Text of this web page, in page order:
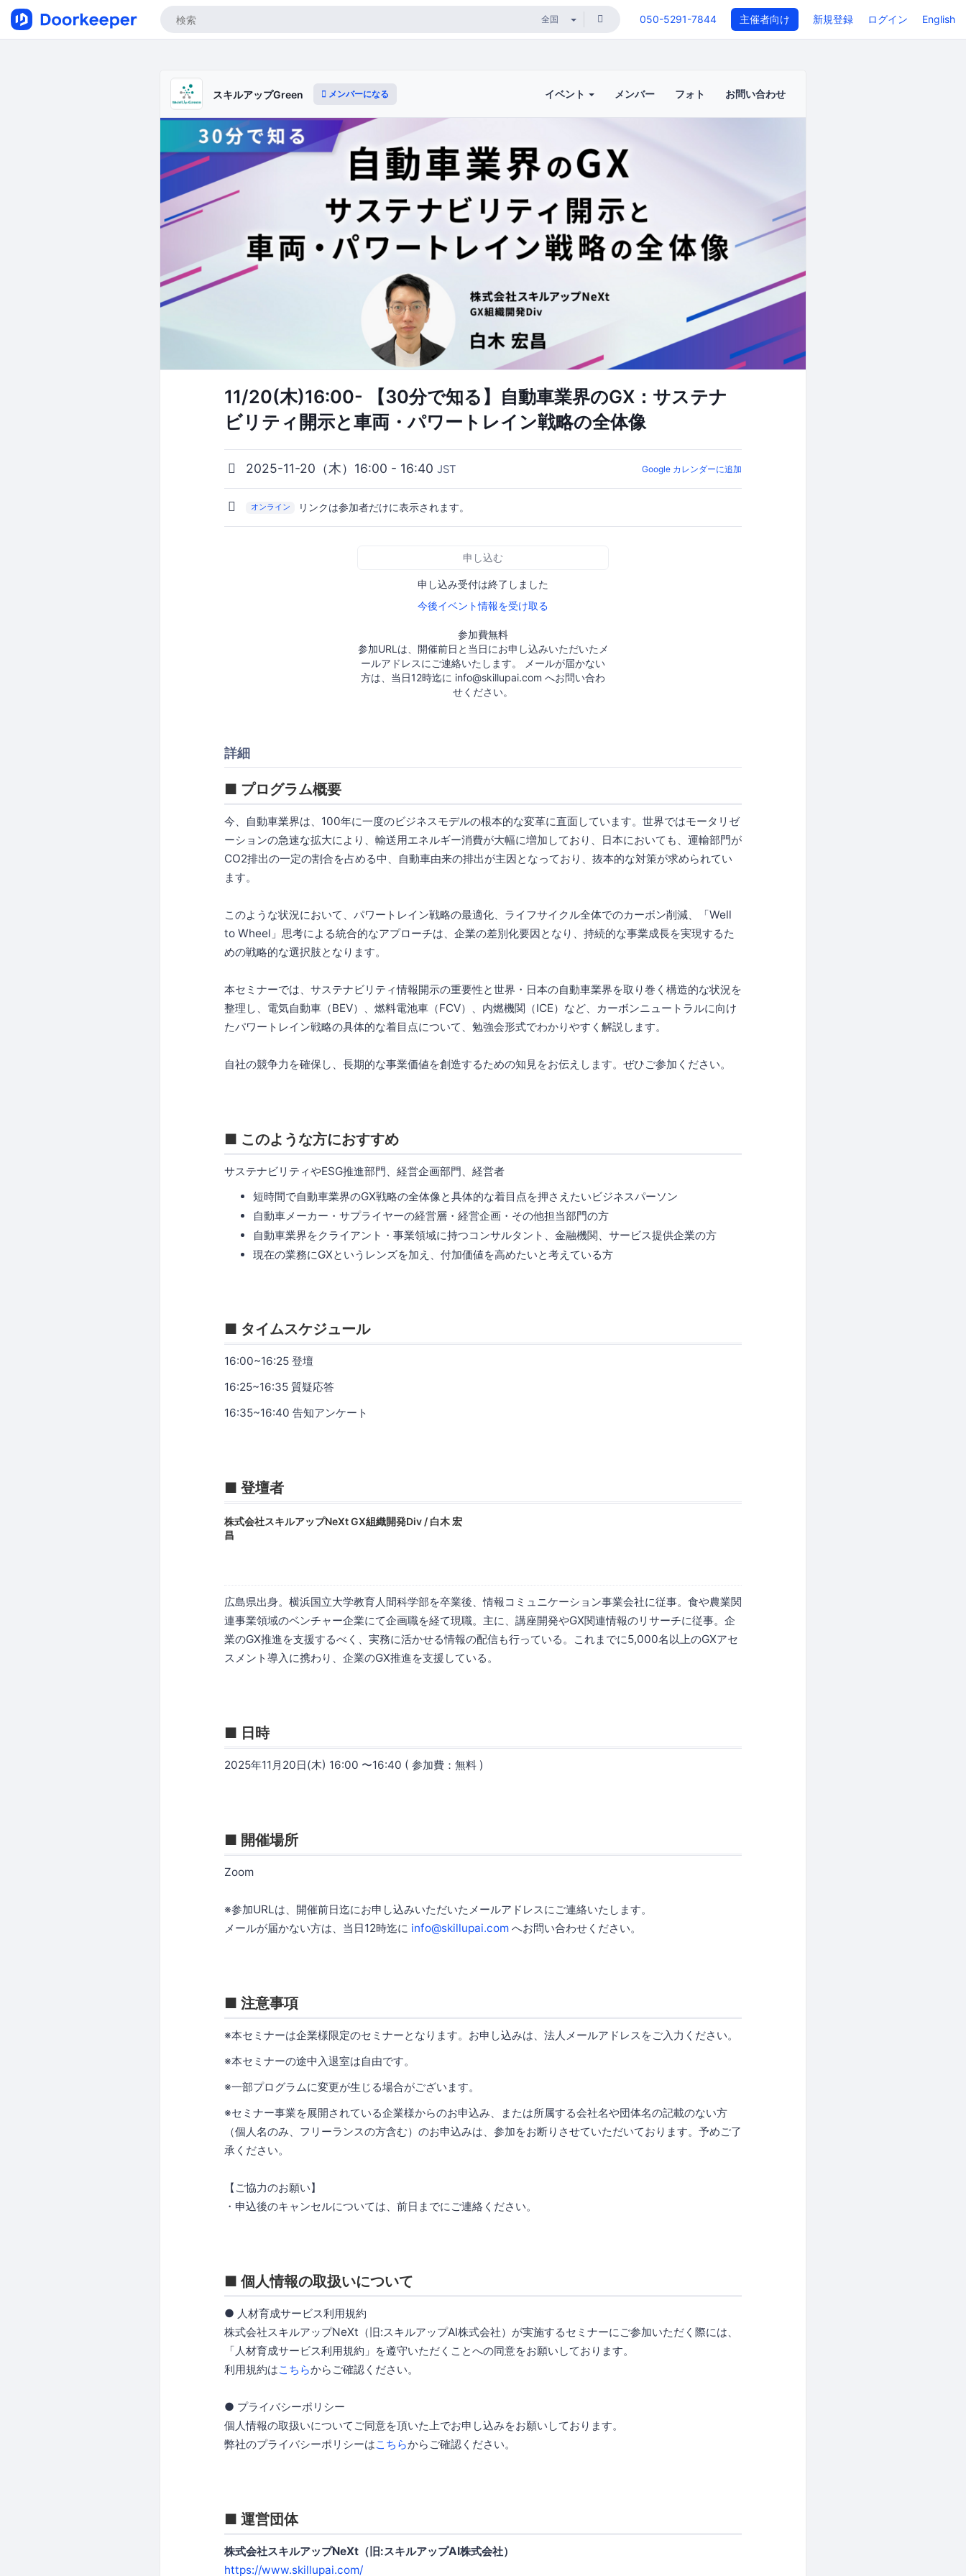
050-5291-7844 主催者向け 新規登録 ログイン English
スキルアップGreen メンバーになる イベント メンバー フォト お問い合わせ
11/20(木)16:00- 【30分で知る】自動車業界のGX：サステナ
ビリティ開示と車両・パワートレイン戦略の全体像
2025-11-20（木）16:00 - 16:40 JST Google カレンダーに追加
オンライン リンクは参加者だけに表示されます。
申し込む
申し込み受付は終了しました
今後イベント情報を受け取る
参加費無料
参加URLは、開催前日と当日にお申し込みいただいたメ
ールアドレスにご連絡いたします。 メールが届かない
方は、当日12時迄に info@skillupai.com へお問い合わ
せください。
詳細
■ プログラム概要
今、自動車業界は、100年に一度のビジネスモデルの根本的な変革に直面しています。世界ではモータリゼ
ーションの急速な拡大により、輸送用エネルギー消費が大幅に増加しており、日本においても、運輸部門が
CO2排出の一定の割合を占める中、自動車由来の排出が主因となっており、抜本的な対策が求められてい
ます。
このような状況において、パワートレイン戦略の最適化、ライフサイクル全体でのカーボン削減、「Well
to Wheel」思考による統合的なアプローチは、企業の差別化要因となり、持続的な事業成長を実現するた
めの戦略的な選択肢となります。
本セミナーでは、サステナビリティ情報開示の重要性と世界・日本の自動車業界を取り巻く構造的な状況を
整理し、電気自動車（BEV）、燃料電池車（FCV）、内燃機関（ICE）など、カーボンニュートラルに向け
たパワートレイン戦略の具体的な着目点について、勉強会形式でわかりやすく解説します。
自社の競争力を確保し、長期的な事業価値を創造するための知見をお伝えします。ぜひご参加ください。
■ このような方におすすめ
サステナビリティやESG推進部門、経営企画部門、経営者
短時間で自動車業界のGX戦略の全体像と具体的な着目点を押さえたいビジネスパーソン
自動車メーカー・サプライヤーの経営層・経営企画・その他担当部門の方
自動車業界をクライアント・事業領域に持つコンサルタント、金融機関、サービス提供企業の方
現在の業務にGXというレンズを加え、付加価値を高めたいと考えている方
■ タイムスケジュール
16:00~16:25 登壇
16:25~16:35 質疑応答
16:35~16:40 告知アンケート
■ 登壇者
株式会社スキルアップNeXt GX組織開発Div / 白木 宏
昌
広島県出身。横浜国立大学教育人間科学部を卒業後、情報コミュニケーション事業会社に従事。食や農業関
連事業領域のベンチャー企業にて企画職を経て現職。主に、講座開発やGX関連情報のリサーチに従事。企
業のGX推進を支援するべく、実務に活かせる情報の配信も行っている。これまでに5,000名以上のGXアセ
スメント導入に携わり、企業のGX推進を支援している。
■ 日時
2025年11月20日(木) 16:00 〜16:40 ( 参加費：無料 )
■ 開催場所
Zoom
※参加URLは、開催前日迄にお申し込みいただいたメールアドレスにご連絡いたします。
メールが届かない方は、当日12時迄に info@skillupai.com へお問い合わせください。
■ 注意事項
※本セミナーは企業様限定のセミナーとなります。お申し込みは、法人メールアドレスをご入力ください。
※本セミナーの途中入退室は自由です。
※一部プログラムに変更が生じる場合がございます。
※セミナー事業を展開されている企業様からのお申込み、または所属する会社名や団体名の記載のない方
（個人名のみ、フリーランスの方含む）のお申込みは、参加をお断りさせていただいております。予めご了
承ください。
【ご協力のお願い】
・申込後のキャンセルについては、前日までにご連絡ください。
■ 個人情報の取扱いについて
● 人材育成サービス利用規約
株式会社スキルアップNeXt（旧:スキルアップAI株式会社）が実施するセミナーにご参加いただく際には、
「人材育成サービス利用規約」を遵守いただくことへの同意をお願いしております。
利用規約はこちらからご確認ください。
● プライバシーポリシー
個人情報の取扱いについてご同意を頂いた上でお申し込みをお願いしております。
弊社のプライバシーポリシーはこちらからご確認ください。
■ 運営団体
株式会社スキルアップNeXt（旧:スキルアップAI株式会社）
https://www.skillupai.com/